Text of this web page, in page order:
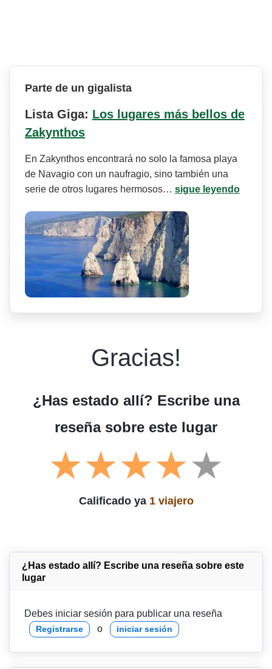
Parte de un gigalista
Lista Giga: Los lugares más bellos de
Zakynthos
En Zakynthos encontrará no solo la famosa playa
de Navagio con un naufragio, sino también una
serie de otros lugares hermosos… sigue leyendo
Gracias!
¿Has estado allí? Escribe una
reseña sobre este lugar
Calificado ya 1 viajero
¿Has estado allí? Escribe una reseña sobre este
lugar
Debes iniciar sesión para publicar una reseña
Registrarse o iniciar sesión